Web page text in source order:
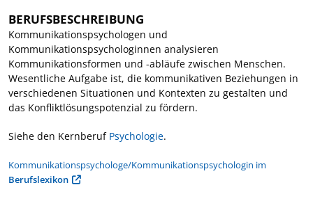
BERUFSBESCHREIBUNG
Kommunikationspsychologen und
Kommunikationspsychologinnen analysieren
Kommunikationsformen und -abläufe zwischen Menschen.
Wesentliche Aufgabe ist, die kommunikativen Beziehungen in
verschiedenen Situationen und Kontexten zu gestalten und
das Konfliktlösungspotenzial zu fördern.
Siehe den Kernberuf Psychologie.
Kommunikationspsychologe/Kommunikationspsychologin im
Berufslexikon